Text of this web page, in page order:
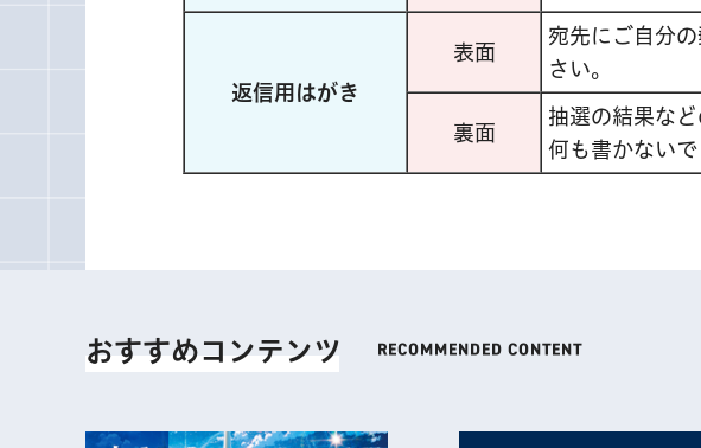
返信用はがき
表面
宛先にご自分
さい。
裏面
抽選の結果など
何も書かないで
おすすめコンテンツ